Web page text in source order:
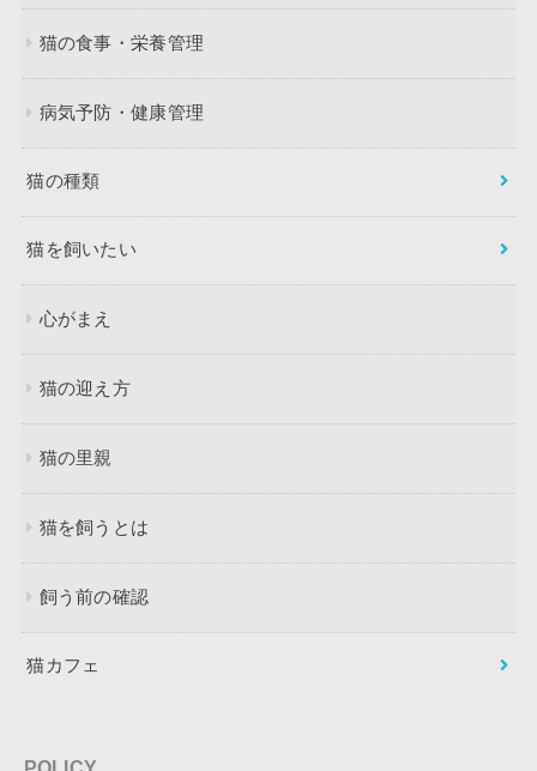
猫の食事・栄養管理
病気予防・健康管理
猫の種類
猫を飼いたい
心がまえ
猫の迎え方
猫の里親
猫を飼うとは
飼う前の確認
猫カフェ